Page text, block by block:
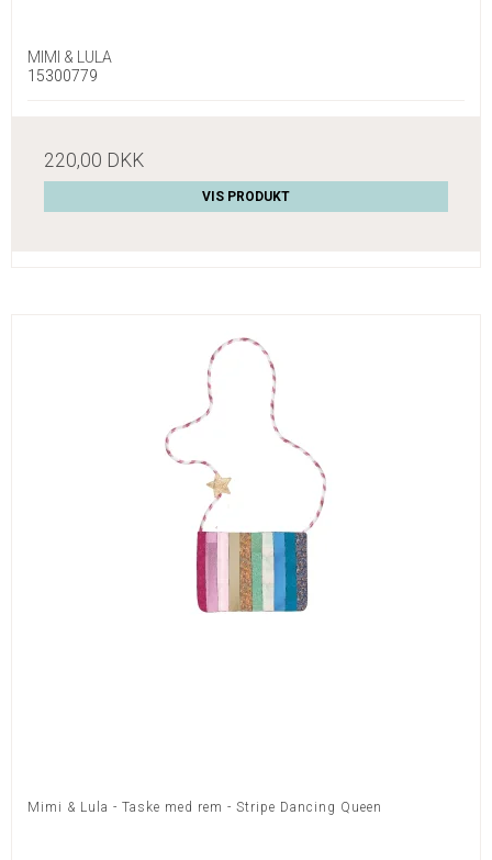
MIMI & LULA
15300779
220,00 DKK
VIS PRODUKT
Mimi & Lula - Taske med rem - Stripe Dancing Queen